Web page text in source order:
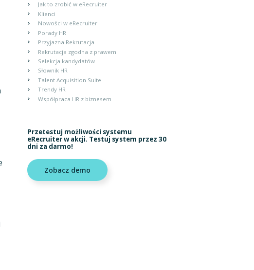
Jak to zrobić w eRecruiter
Klienci
Nowości w eRecruiter
Porady HR
Przyjazna Rekrutacja
Rekrutacja zgodna z prawem
Selekcja kandydatów
Słownik HR
Talent Acquisition Suite
Trendy HR
Współpraca HR z biznesem
Przetestuj możliwości systemu
eRecruiter w akcji. Testuj system przez 30
dni za darmo!
Zobacz demo